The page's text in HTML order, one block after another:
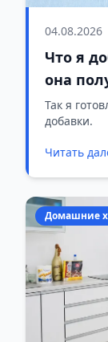
04.08.2026
Что я
она
и
Так я
добавки.
Читать
Домашние